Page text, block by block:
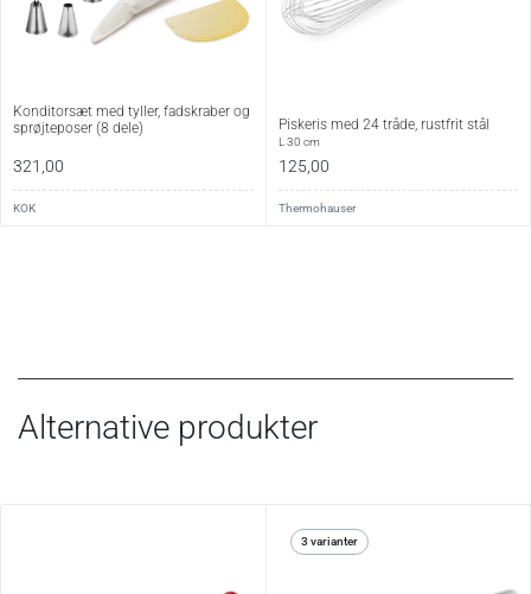
Konditorsæt med tyller, fadskraber og
sprøjteposer (8 dele)
321,00
KOK
Piskeris med 24 tråde, rustfrit stål
L 30 cm
125,00
Thermohauser
Alternative produkter
3 varianter